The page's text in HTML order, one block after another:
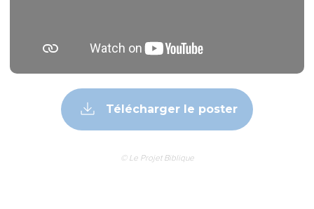
Télécharger le poster
© Le Projet Biblique